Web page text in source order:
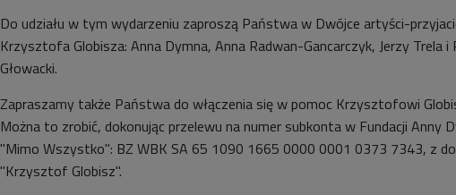
Do udziału w tym wydarzeniu zaproszą Państwa w Dwójce artyści-
Krzysztofa Globisza: Anna Dymna, Anna Radwan-Gancarczyk, Jerzy Trela i
Głowacki.
Zapraszamy także Państwa do włączenia się w pomoc Krzysztofowi
Można to zrobić, dokonując przelewu na numer subkonta w Fundacji Anny
"Mimo Wszystko": BZ WBK SA 65 1090 1665 0000 0001 0373 7343, z
"Krzysztof Globisz".